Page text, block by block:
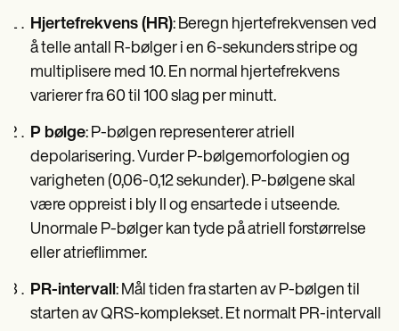
Hjertefrekvens (HR): Beregn hjertefrekvensen ved
å telle antall R-bølger i en 6-sekunders stripe og
multiplisere med 10. En normal hjertefrekvens
varierer fra 60 til 100 slag per minutt.
P bølge: P-bølgen representerer atriell
depolarisering. Vurder P-bølgemorfologien og
varigheten (0,06-0,12 sekunder). P-bølgene skal
være oppreist i bly II og ensartede i utseende.
Unormale P-bølger kan tyde på atriell forstørrelse
eller atrieflimmer.
PR-intervall: Mål tiden fra starten av P-bølgen til
starten av QRS-komplekset. Et normalt PR-intervall